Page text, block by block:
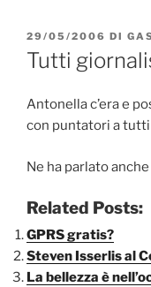
PUBBLICATO
IL
29/05/2006 DI
Tutti
Antonella c’era e
con puntatori a tutti
Ne ha parlato
Related Posts:
GPRS gratis?
Steven Isserlis al
La bellezza è